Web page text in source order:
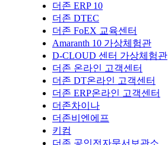
더존 ERP 10
더존 DTEC
더존 FoEX 교육센터
Amaranth 10 가상체험관
D-CLOUD 센터 가상체험관
더존 온라인 고객센터
더존 DT온라인 고객센터
더존 ERP온라인 고객센터
더존차이나
더존비엔에프
키컴
더존 공인전자문서보관소